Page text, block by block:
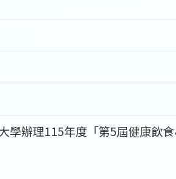
辦理115年度「第5屆健康飲食